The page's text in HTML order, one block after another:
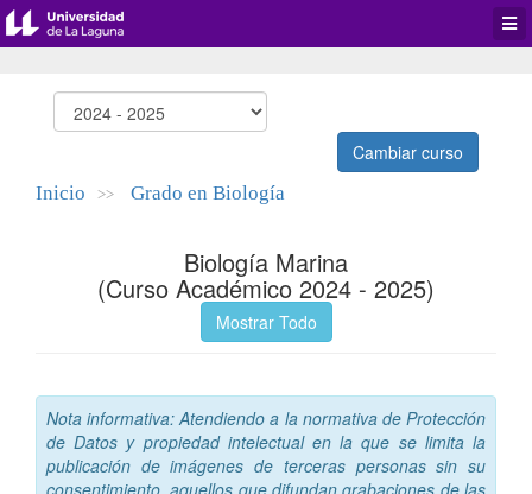
Cambiar curso
Inicio >> Grado en Biología
Biología Marina
(Curso Académico 2024 - 2025)
Mostrar Todo
Nota informativa: Atendiendo a la normativa de Protección
de Datos y propiedad intelectual en la que se limita la
publicación de imágenes de terceras personas sin su
consentimiento, aquellos que difundan grabaciones de las